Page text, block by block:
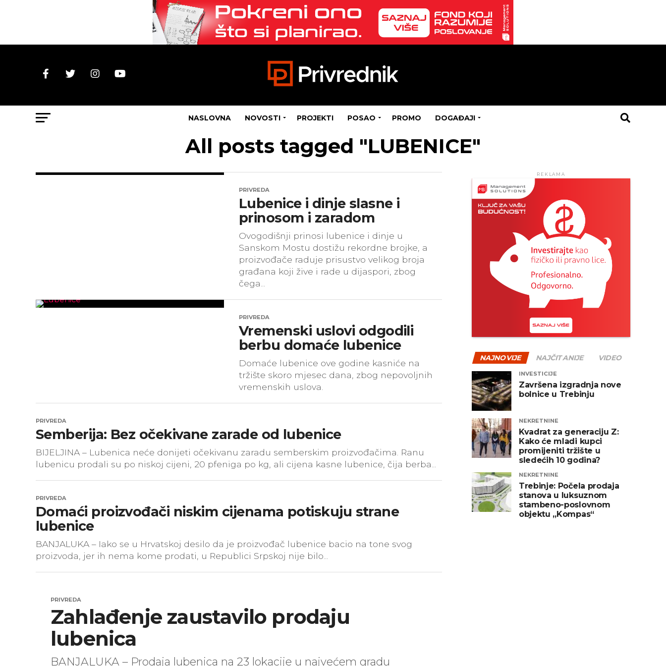
NASLOVNA NOVOSTI PROJEKTI POSAO PROMO DOGAĐAJI
All posts tagged "LUBENICE"
PRIVREDA
Lubenice i dinje slasne i
prinosom i zaradom
Ovogodišnji prinosi lubenice i dinje u
Sanskom Mostu dostižu rekordne brojke, a
proizvođače raduje prisustvo velikog broja
građana koji žive i rade u dijaspori, zbog
čega...
PRIVREDA
Vremenski uslovi odgodili
berbu domaće lubenice
Domaće lubenice ove godine kasniće na
tržište skoro mjesec dana, zbog nepovoljnih
vremenskih uslova.
PRIVREDA
Semberija: Bez očekivane zarade od lubenice
BIJELJINA – Lubenica neće donijeti očekivanu zaradu semberskim proizvođačima. Ranu
lubenicu prodali su po niskoj cijeni, 20 pfeniga po kg, ali cijena kasne lubenice, čija berba...
PRIVREDA
Domaći proizvođači niskim cijenama potiskuju strane
lubenice
BANJALUKA – Iako se u Hrvatskoj desilo da je proizvođač lubenice bacio na tone svog
proizvoda, jer ih nema kome prodati, u Republici Srpskoj nije bilo...
PRIVREDA
Zahlađenje zaustavilo prodaju
lubenica
BANJALUKA – Prodaja lubenica na 23 lokacije u najvećem gradu
REKLAMA
NAJNOVIJE NAJČITANIJE VIDEO
INVESTICIJE
Završena izgradnja nove
bolnice u Trebinju
NEKRETNINE
Kvadrat za generaciju Z:
Kako će mladi kupci
promijeniti tržište u
sledećih 10 godina?
NEKRETNINE
Trebinje: Počela prodaja
stanova u luksuznom
stambeno-poslovnom
objektu „Kompas“